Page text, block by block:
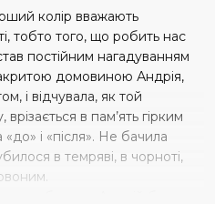
колір вважають
тобто того, що робить нас
постійним нагадуванням
домовиною Андрія,
і відчувала, як той
в пам’ять гірким
і «після». Не бачила
в темряві, в чорноті,